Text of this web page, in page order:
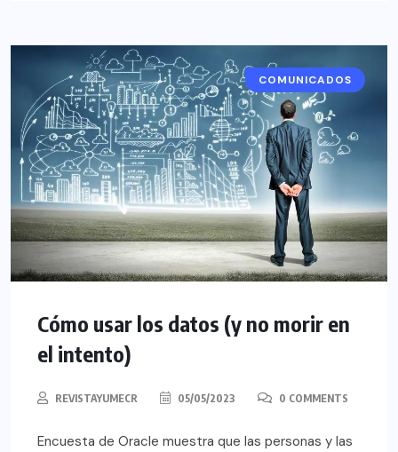
COMUNICADOS
Cómo usar los datos (y no morir en
el intento)
REVISTAYUMECR 05/05/2023 0 COMMENTS
Encuesta de Oracle muestra que las personas y las